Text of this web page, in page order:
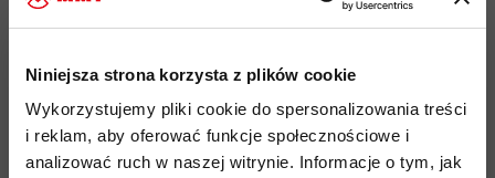
Niniejsza strona korzysta z plików cookie
Wykorzystujemy pliki cookie do spersonalizowania treści
i reklam, aby oferować funkcje społecznościowe i
analizować ruch w naszej witrynie. Informacje o tym, jak
Więcej o produkcie
Specyfikacja
Do tego produktu rekomendujemy